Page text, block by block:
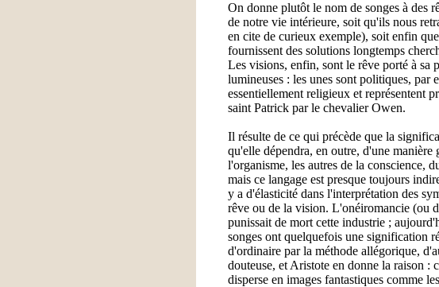
On donne plutôt le nom de songes à des
de notre vie intérieure, soit qu'ils nous
en cite de curieux exemple), soit enfin
fournissent des solutions longtemps
Les visions, enfin, sont le rêve porté à sa
lumineuses : les unes sont politiques, par
essentiellement religieux et représentent
saint Patrick par le chevalier Owen.
Il résulte de ce qui précède que la
qu'elle dépendra, en outre, d'une
l'organisme, les autres de la conscience,
mais ce langage est presque toujours
y a d'élasticité dans l'interprétation des
rêve ou de la vision. L'onéiromancie (ou
punissait de mort cette industrie ;
songes ont quelquefois une signification
d'ordinaire par la méthode allégorique,
douteuse, et Aristote en donne la raison :
disperse en images fantastiques comme